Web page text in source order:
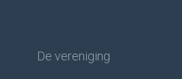
De vereniging